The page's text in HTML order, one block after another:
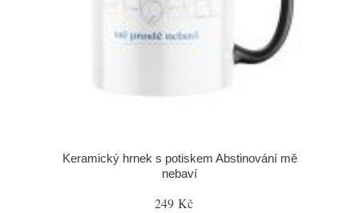
Keramický hrnek s potiskem Abstinování mě
nebaví
249 Kč